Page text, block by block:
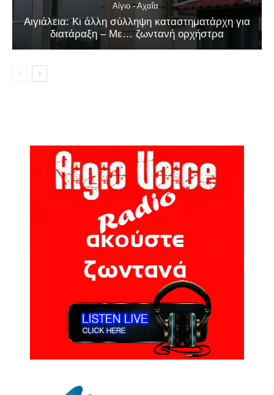
Αίγιο - Αχαΐα
Αιγιάλεια: Κι άλλη σύλληψη καταστηματάρχη για
διατάραξη – Με… ζωντανή ορχήστρα